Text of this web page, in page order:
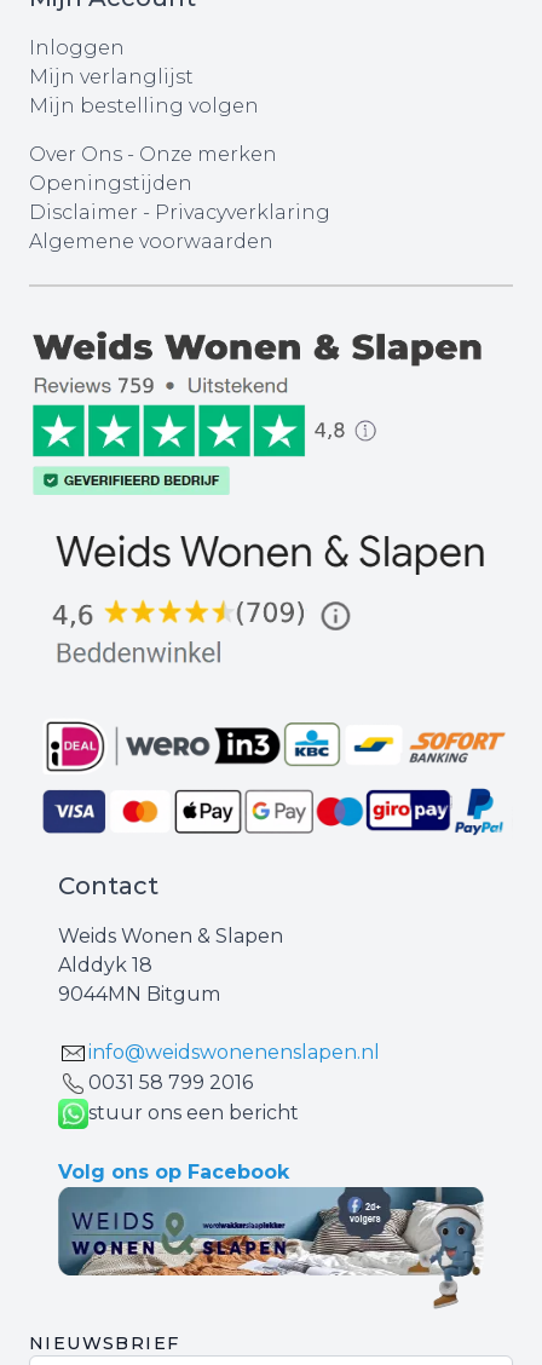
Inloggen
Mijn verlanglijst
Mijn bestelling volgen
Over Ons - Onze merken
Openingstijden
Disclaimer - Privacyverklaring
Algemene voorwaarden
Contact
Weids Wonen & Slapen
Alddyk 18
9044MN Bitgum
info@weidswonenenslapen.nl
0031 ‪58 799 2016‬
stuur ons een bericht
Volg ons op Facebook
NIEUWSBRIEF